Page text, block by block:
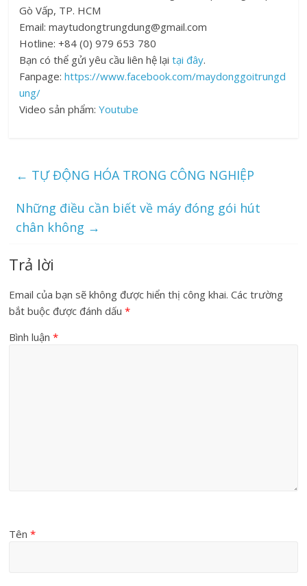
Gò Vấp, TP. HCM
Email: maytudongtrungdung@gmail.com
Hotline: +84 (0) 979 653 780
Bạn có thể gửi yêu cầu liên hệ lạitại đây.
Fanpage:https://www.facebook.com/maydonggoitrungd
ung/
Video sản phẩm:Youtube
← TỰ ĐỘNG HÓA TRONG CÔNG NGHIỆP
Những điều cần biết về máy đóng gói hút
chân không →
Trả lời
Email của bạn sẽ không được hiển thị công khai. Các trường
bắt buộc được đánh dấu*
Bình luận*
Tên*